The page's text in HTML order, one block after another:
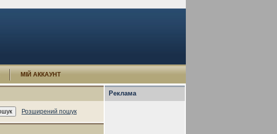
МІЙ АККАУНТ
Розширений пошук
Реклама